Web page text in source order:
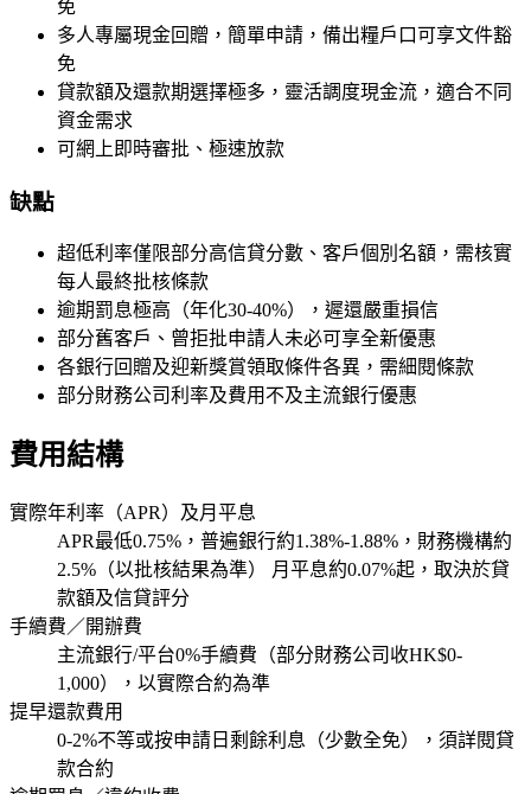
免
多人專屬現金回贈，簡單申請，備出糧戶口可享文件豁
免
貸款額及還款期選擇極多，靈活調度現金流，適合不同
資金需求
可網上即時審批、極速放款
缺點
超低利率僅限部分高信貸分數、客戶個別名額，需核實
每人最終批核條款
逾期罰息極高（年化30-40%），遲還嚴重損信
部分舊客戶、曾拒批申請人未必可享全新優惠
各銀行回贈及迎新獎賞領取條件各異，需細閱條款
部分財務公司利率及費用不及主流銀行優惠
費用結構
實際年利率（APR）及月平息
APR最低0.75%，普遍銀行約1.38%-1.88%，財務機構約
2.5%（以批核結果為準） 月平息約0.07%起，取決於貸
款額及信貸評分
手續費／開辦費
主流銀行/平台0%手續費（部分財務公司收HK$0-
1,000），以實際合約為準
提早還款費用
0-2%不等或按申請日剩餘利息（少數全免），須詳閱貸
款合約